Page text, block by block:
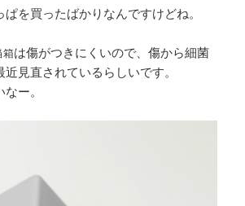
を買ったばかりなんですけどね。
箱は傷がつきにくいので、傷から細菌
見直されているらしいです。
ー。